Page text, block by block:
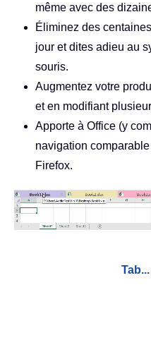
même avec des
Éliminez des
jour et dites adieu au
souris.
Augmentez votre
et en modifiant
Apporte à Office (y
navigation
Firefox.
Tab...